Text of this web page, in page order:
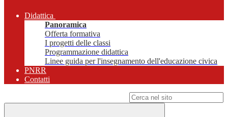
Didattica
Panoramica
Offerta formativa
I progetti delle classi
Programmazione didattica
Linee guida per l'insegnamento dell'educazione civica
PNRR
Contatti